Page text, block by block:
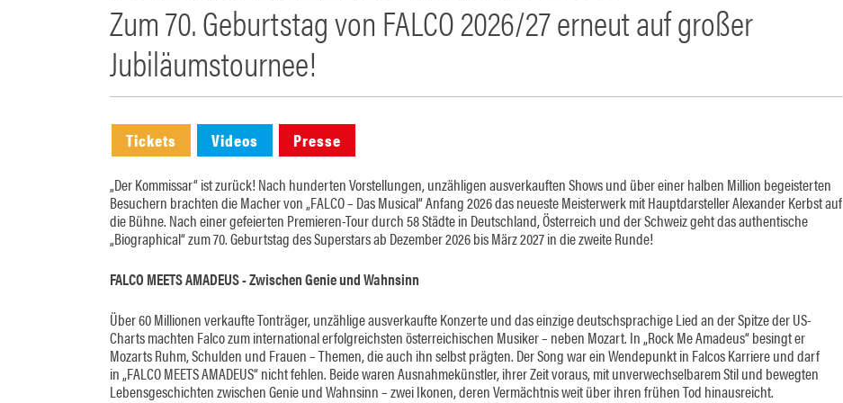
Zum 70. Geburtstag von FALCO 2026/27 erneut auf großer
Jubiläumstournee!
Tickets Videos Presse
„Der Kommissar“ ist zurück! Nach hunderten Vorstellungen, unzähligen ausverkauften Shows und über einer halben Million begeisterten
Besuchern brachten die Macher von „FALCO – Das Musical“ Anfang 2026 das neueste Meisterwerk mit Hauptdarsteller Alexander Kerbst auf
die Bühne. Nach einer gefeierten Premieren-Tour durch 58 Städte in Deutschland, Österreich und der Schweiz geht das authentische
„Biographical“ zum 70. Geburtstag des Superstars ab Dezember 2026 bis März 2027 in die zweite Runde!
FALCO MEETS AMADEUS - Zwischen Genie und Wahnsinn
Über 60 Millionen verkaufte Tonträger, unzählige ausverkaufte Konzerte und das einzige deutschsprachige Lied an der Spitze der US-
Charts machten Falco zum international erfolgreichsten österreichischen Musiker – neben Mozart. In „Rock Me Amadeus“ besingt er
Mozarts Ruhm, Schulden und Frauen – Themen, die auch ihn selbst prägten. Der Song war ein Wendepunkt in Falcos Karriere und darf
in „FALCO MEETS AMADEUS“ nicht fehlen. Beide waren Ausnahmekünstler, ihrer Zeit voraus, mit unverwechselbarem Stil und bewegten
Lebensgeschichten zwischen Genie und Wahnsinn – zwei Ikonen, deren Vermächtnis weit über ihren frühen Tod hinausreicht.